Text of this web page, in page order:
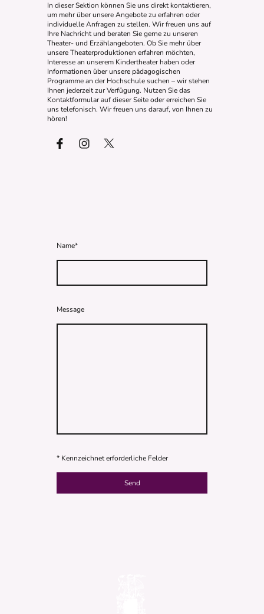
In dieser Sektion können Sie uns direkt kontaktieren,
um mehr über unsere Angebote zu erfahren oder
individuelle Anfragen zu stellen. Wir freuen uns auf
Ihre Nachricht und beraten Sie gerne zu unseren
Theater- und Erzählangeboten. Ob Sie mehr über
unsere Theaterproduktionen erfahren möchten,
Interesse an unserem Kindertheater haben oder
Informationen über unsere pädagogischen
Programme an der Hochschule suchen – wir stehen
Ihnen jederzeit zur Verfügung. Nutzen Sie das
Kontaktformular auf dieser Seite oder erreichen Sie
uns telefonisch. Wir freuen uns darauf, von Ihnen zu
hören!
Name*
Message
* Kennzeichnet erforderliche Felder
Send